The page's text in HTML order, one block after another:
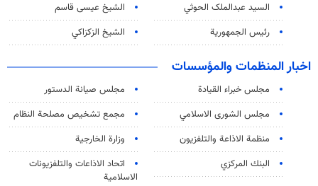
السید عبدالملک الحوثي
الشيخ عيسى قاسم
رئيس الجمهورية
الشيخ الزكزاكي
اخبار المنظمات والمؤسسات
مجلس خبراء القيادة
مجلس صيانة الدستور
مجلس الشورى الاسلامي
مجمع تشخيص مصلحة النظام
منظمة الاذاعة والتلفزیون
وزارة الخارجية
البنك المركزي
اتحاد الاذاعات والتلفزيونات
الاسلامية